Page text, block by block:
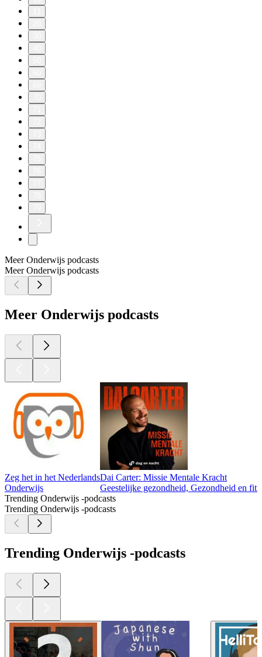
Meer Onderwijs podcasts
Meer Onderwijs podcasts
Meer Onderwijs podcasts
Zeg het in het Nederlands
Onderwijs
Dai Carter: Missie Mentale Kracht
Geestelijke gezondheid, Gezondheid en
Trending Onderwijs -podcasts
Trending Onderwijs -podcasts
Trending Onderwijs -podcasts